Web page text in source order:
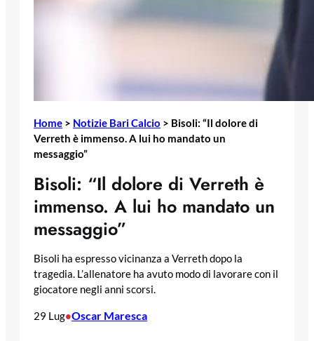
Home > Notizie Bari Calcio > Bisoli: “Il dolore di
Verreth è immenso. A lui ho mandato un
messaggio”
Bisoli: “Il dolore di Verreth è
immenso. A lui ho mandato un
messaggio”
Bisoli ha espresso vicinanza a Verreth dopo la
tragedia. L’allenatore ha avuto modo di lavorare con il
giocatore negli anni scorsi.
29 Lug•Oscar Maresca